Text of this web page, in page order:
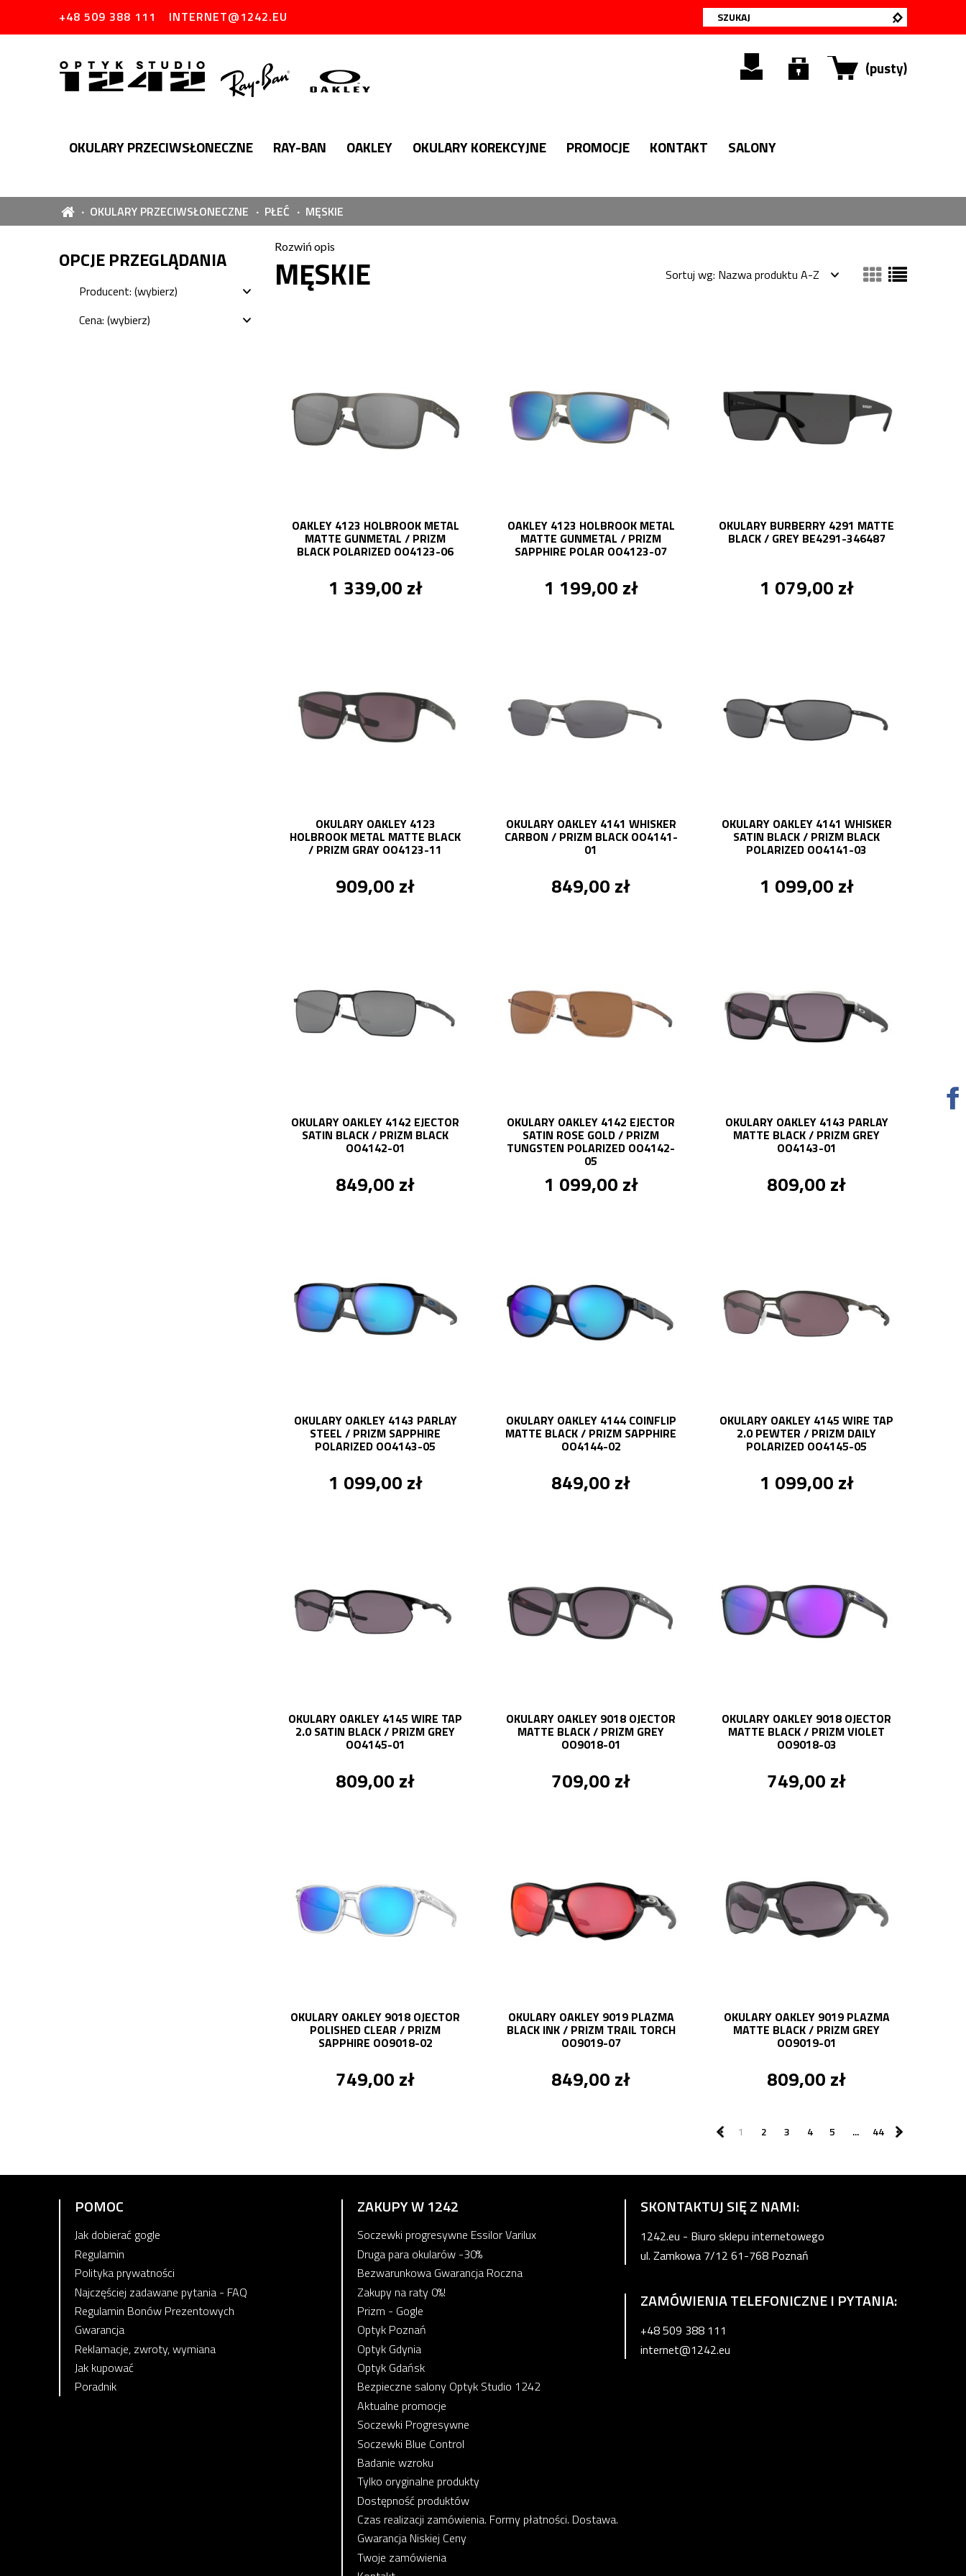
+48 509 388 111 INTERNET@1242.EU
(pusty)
OKULARY PRZECIWSŁONECZNE RAY-BAN OAKLEY OKULARY KOREKCYJNE PROMOCJE KONTAKT SALONY
OKULARY PRZECIWSŁONECZNE PŁEĆ MĘSKIE
OPCJE PRZEGLĄDANIA
Producent: (wybierz)
Cena: (wybierz)
Rozwiń opis
MĘSKIE Sortuj wg: Nazwa produktu A-Z
OAKLEY 4123 HOLBROOK METAL
MATTE GUNMETAL / PRIZM
BLACK POLARIZED OO4123-06
1 339,00 zł
OAKLEY 4123 HOLBROOK METAL
MATTE GUNMETAL / PRIZM
SAPPHIRE POLAR OO4123-07
1 199,00 zł
OKULARY BURBERRY 4291 MATTE
BLACK / GREY BE4291-346487
1 079,00 zł
OKULARY OAKLEY 4123
HOLBROOK METAL MATTE BLACK
/ PRIZM GRAY OO4123-11
909,00 zł
OKULARY OAKLEY 4141 WHISKER
CARBON / PRIZM BLACK OO4141-
01
849,00 zł
OKULARY OAKLEY 4141 WHISKER
SATIN BLACK / PRIZM BLACK
POLARIZED OO4141-03
1 099,00 zł
OKULARY OAKLEY 4142 EJECTOR
SATIN BLACK / PRIZM BLACK
OO4142-01
849,00 zł
OKULARY OAKLEY 4142 EJECTOR
SATIN ROSE GOLD / PRIZM
TUNGSTEN POLARIZED OO4142-
05
1 099,00 zł
OKULARY OAKLEY 4143 PARLAY
MATTE BLACK / PRIZM GREY
OO4143-01
809,00 zł
OKULARY OAKLEY 4143 PARLAY
STEEL / PRIZM SAPPHIRE
POLARIZED OO4143-05
1 099,00 zł
OKULARY OAKLEY 4144 COINFLIP
MATTE BLACK / PRIZM SAPPHIRE
OO4144-02
849,00 zł
OKULARY OAKLEY 4145 WIRE TAP
2.0 PEWTER / PRIZM DAILY
POLARIZED OO4145-05
1 099,00 zł
OKULARY OAKLEY 4145 WIRE TAP
2.0 SATIN BLACK / PRIZM GREY
OO4145-01
809,00 zł
OKULARY OAKLEY 9018 OJECTOR
MATTE BLACK / PRIZM GREY
OO9018-01
709,00 zł
OKULARY OAKLEY 9018 OJECTOR
MATTE BLACK / PRIZM VIOLET
OO9018-03
749,00 zł
OKULARY OAKLEY 9018 OJECTOR
POLISHED CLEAR / PRIZM
SAPPHIRE OO9018-02
749,00 zł
OKULARY OAKLEY 9019 PLAZMA
BLACK INK / PRIZM TRAIL TORCH
OO9019-07
849,00 zł
OKULARY OAKLEY 9019 PLAZMA
MATTE BLACK / PRIZM GREY
OO9019-01
809,00 zł
1 2 3 4 5 ... 44
POMOC
Jak dobierać gogle
Regulamin
Polityka prywatności
Najczęściej zadawane pytania - FAQ
Regulamin Bonów Prezentowych
Gwarancja
Reklamacje, zwroty, wymiana
Jak kupować
Poradnik
ZAKUPY W 1242
Soczewki progresywne Essilor Varilux
Druga para okularów -30%
Bezwarunkowa Gwarancja Roczna
Zakupy na raty 0%!
Prizm - Gogle
Optyk Poznań
Optyk Gdynia
Optyk Gdańsk
Bezpieczne salony Optyk Studio 1242
Aktualne promocje
Soczewki Progresywne
Soczewki Blue Control
Badanie wzroku
Tylko oryginalne produkty
Dostępność produktów
Czas realizacji zamówienia. Formy płatności. Dostawa.
Gwarancja Niskiej Ceny
Twoje zamówienia
SKONTAKTUJ SIĘ Z NAMI:
1242.eu - Biuro sklepu internetowego
ul. Zamkowa 7/12 61-768 Poznań
ZAMÓWIENIA TELEFONICZNE I PYTANIA:
+48 509 388 111
internet@1242.eu